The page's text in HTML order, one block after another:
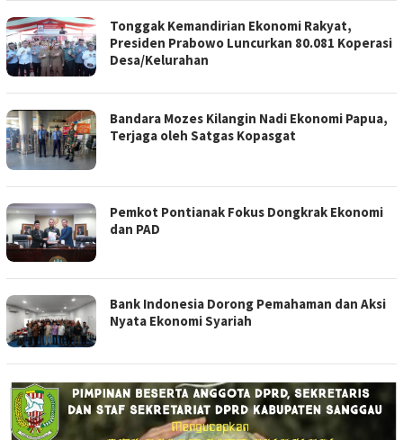
Tonggak Kemandirian Ekonomi Rakyat,
Presiden Prabowo Luncurkan 80.081 Koperasi
Desa/Kelurahan
Bandara Mozes Kilangin Nadi Ekonomi Papua,
Terjaga oleh Satgas Kopasgat
Pemkot Pontianak Fokus Dongkrak Ekonomi
dan PAD
Bank Indonesia Dorong Pemahaman dan Aksi
Nyata Ekonomi Syariah